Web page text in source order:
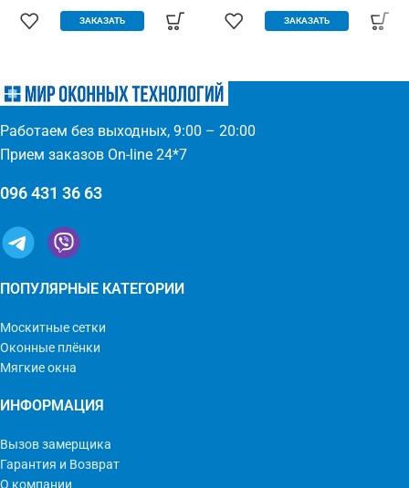
одевается и снимается -
ломается - любые формы и
трапеция - проста в установке
(инструмент не нужен)
ЗАКАЗАТЬ
и в бок - высокая прочность и
простое управление
(автоматическое выдвижение)
- широкий выбор цвета по
ЗАКАЗАТЬ
Работаем без выходных, 9:00 – 20:00
Прием заказов On-line 24*7
096 431 36 63
ПОПУЛЯРНЫЕ КАТЕГОРИИ
Москитные сетки
Оконные плёнки
Мягкие окна
ИНФОРМАЦИЯ
Вызов замерщика
Гарантия и Возврат
О компании